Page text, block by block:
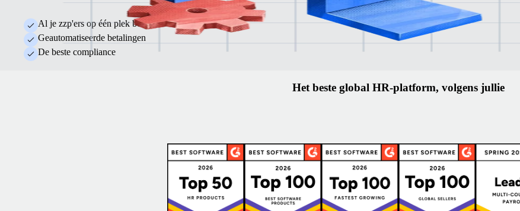
Al je zzp'ers op één plek beheren
Geautomatiseerde betalingen
De beste compliance
Het beste global HR-platform, volgens jullie